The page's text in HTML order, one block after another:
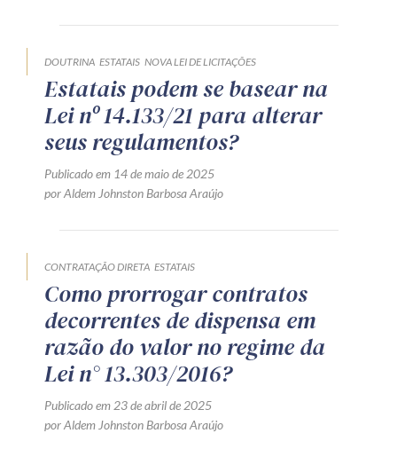
DOUTRINA ESTATAIS NOVA LEI DE LICITAÇÕES
Estatais podem se basear na
Lei nº 14.133/21 para alterar
seus regulamentos?
Publicado em 14 de maio de 2025
por Aldem Johnston Barbosa Araújo
CONTRATAÇÃO DIRETA ESTATAIS
Como prorrogar contratos
decorrentes de dispensa em
razão do valor no regime da
Lei n° 13.303/2016?
Publicado em 23 de abril de 2025
por Aldem Johnston Barbosa Araújo